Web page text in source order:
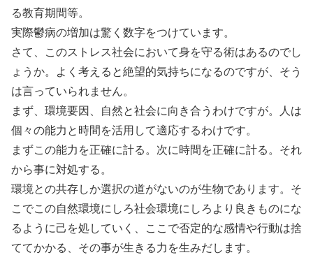
る教育期間等。
実際鬱病の増加は驚く数字をつけています。
さて、このストレス社会において身を守る術はあるのでし
ょうか。よく考えると絶望的気持ちになるのですが、そう
は言っていられません。
まず、環境要因、自然と社会に向き合うわけですが。人は
個々の能力と時間を活用して適応するわけです。
まずこの能力を正確に計る。次に時間を正確に計る。それ
から事に対処する。
環境との共存しか選択の道がないのが生物であります。そ
こでこの自然環境にしろ社会環境にしろより良きものにな
るように己を処していく、ここで否定的な感情や行動は捨
ててかかる、その事が生きる力を生みだします。